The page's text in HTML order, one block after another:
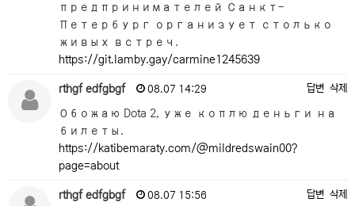
предпринимателей Санкт-
Петербург организует столько
живых встреч.
https://git.lamby.gay/carmine1245639
rthgf edfgbgf 08.07 14:29 답변 삭제
Обожаю Dota 2, уже коплю деньги на
билеты.
https://katibemaraty.com/@mildredswain00?
page=about
rthgf edfgbgf 08.07 15:56 답변 삭제